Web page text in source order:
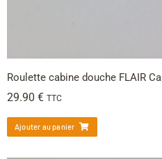
Roulette cabine douche FLAIR
29.90 € TTC
Ajouter au panier